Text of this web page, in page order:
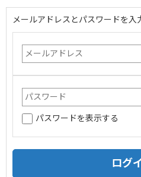
個人のお客様
法人のお客様
企業情報
採用情報
メールアドレスとパスワードを入
パスワードを表示する